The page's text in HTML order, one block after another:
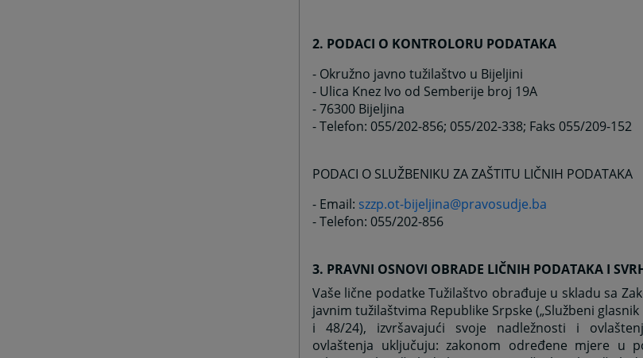
2. PODACI O KONTROLORU PODATAKA
- Okružno javno tužilaštvo u Bijeljini
- Ulica Knez Ivo od Semberije broj 19A
- 76300 Bijeljina
- Telefon: 055/202-856; 055/202-338; Faks 055/209-152
PODACI O SLUŽBENIKU ZA ZAŠTITU LIČNIH PODATAKA
- Email: szzp.ot-bijeljina@pravosudje.ba
- Telefon: 055/202-856
3. PRAVNI OSNOVI OBRADE LIČNIH PODATAKA I
Vaše lične podatke Tužilaštvo obrađuje u skladu sa
javnim tužilaštvima Republike Srpske („Službeni
i 48/24), izvršavajući svoje nadležnosti i
ovlaštenja uključuju: zakonom određene mjere u